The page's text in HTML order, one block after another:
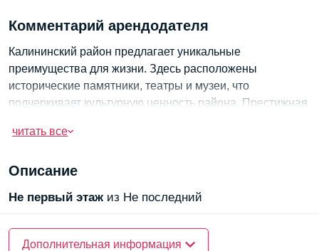
Описание
Не первый этаж из Не последний
О квартире
Дополнительная информация
Комментарий арендодателя
Калининский район предлагает уникальные
преимущества для жизни. Здесь расположены
исторические памятники, театры и музеи, что
подчеркивает культурную ценность района. Престижная
жизни города привлекают внимание. Не упустите
Узнайте больше!
читать все